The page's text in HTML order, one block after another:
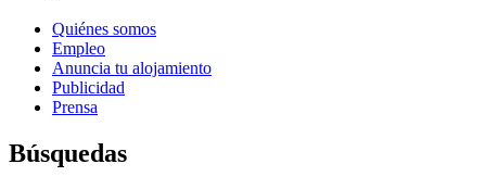
Quiénes somos
Empleo
Anuncia tu alojamiento
Publicidad
Prensa
Búsquedas